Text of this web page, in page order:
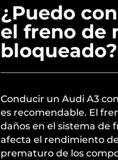
¿Puedo
el freno de
bloqueado?
Conducir un Audi A3
es recomendable. El
daños en el sistema de
afecta el rendimiento
prematuro de los